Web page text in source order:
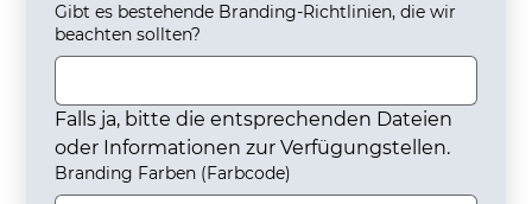
Gibt es bestehende Branding-Richtlinien, die wir
beachten sollten?
Falls ja, bitte die entsprechenden Dateien
oder Informationen zur Verfügungstellen.
Branding Farben (Farbcode)